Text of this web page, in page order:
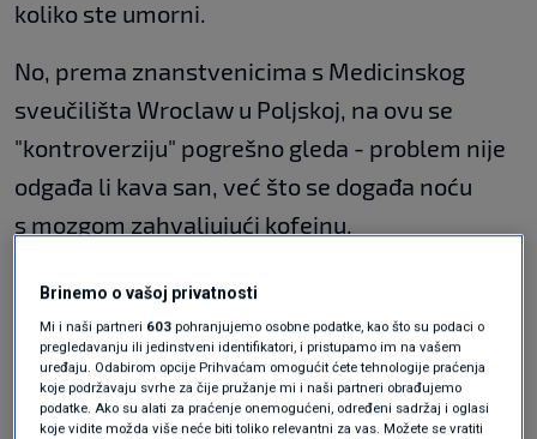
koliko ste umorni.
No, prema znanstvenicima s Medicinskog
sveučilišta Wroclaw u Poljskoj, na ovu se
"kontroverziju" pogrešno gleda - problem nije
odgađa li kava san, već što se događa noću
s mozgom zahvaljujući kofeinu.
Učinci se ne manifestiraju uvijek kao kraći san
ili poteškoće s usnivanjem, otkrio je tim,
upozoravajući da se šteta kvaliteti noćnog
odmora nanosi izazivanjem "plitkog" sna.
Brinemo o vašoj privatnosti
Mi i naši partneri 603 pohranjujemo osobne podatke, kao što su podaci o
pregledavanju ili jedinstveni identifikatori, i pristupamo im na vašem
uređaju. Odabirom opcije Prihvaćam omogućit ćete tehnologije praćenja
koje podržavaju svrhe za čije pružanje mi i naši partneri obrađujemo
podatke. Ako su alati za praćenje onemogućeni, određeni sadržaj i oglasi
koje vidite možda više neće biti toliko relevantni za vas. Možete se vratiti